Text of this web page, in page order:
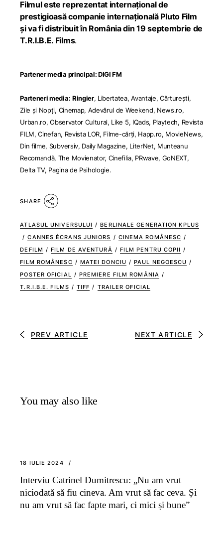
Filmul este reprezentat internațional de
prestigioasă companie internațională Pluto Film
și va fi distribuit în România din 19 septembrie de
T.R.I.B.E. Films.
Partener media principal:DIGI FM
Parteneri media: Ringier, Libertatea,Avantaje, Cărturești,
Zile și Nopți, Cinemap, Adevărul de Weekend, News.ro,
Urban.ro,Observator Cultural, Like 5, IQads, Playtech, Revista
FILM,Cinefan, Revista LOR, Filme-cărți, Happ.ro, MovieNews,
Din filme, Subversiv, Daily Magazine, LiterNet, Munteanu
Recomandă, The Movienator, Cinefilia, PRwave, GoNEXT,
Delta TV, Pagina de Psihologie.
SHARE
ATLASUL UNIVERSULUI / BERLINALE GENERATION KPLUS
/ CANNES ÉCRANS JUNIORS / CINEMA ROMÂNESC /
DEFILM / FILM DE AVENTURĂ / FILM PENTRU COPII /
FILM ROMÂNESC / MATEI DONCIU / PAUL NEGOESCU /
POSTER OFICIAL / PREMIERE FILM ROMÂNIA /
T.R.I.B.E. FILMS / TIFF / TRAILER OFICIAL
PREV ARTICLE NEXT ARTICLE
You may also like
18 IULIE 2024
Interviu Catrinel Dumitrescu: „Nu am vrut
niciodată să fiu cineva. Am vrut să fac ceva. Și
nu am vrut să fac fapte mari, ci mici și bune”